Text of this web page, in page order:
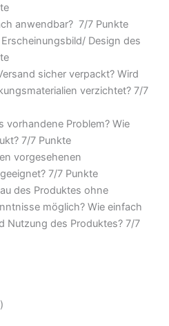
anwendbar? 7/7 Punkte
Design des
sicher verpackt? Wird
verzichtet? 7/7
vorhandene Problem? Wie
7/7 Punkte
vorgesehenen
7/7 Punkte
des Produktes ohne
möglich? Wie einfach
Nutzung des Produktes? 7/7